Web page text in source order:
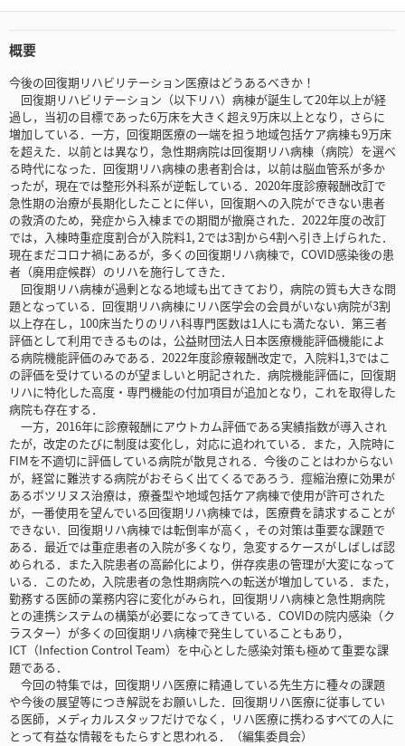
概要
今後の回復期リハビリテーション医療はどうあるべきか！
回復期リハビリテーション（以下リハ）病棟が誕生して20年以上が経
過し，当初の目標であった6万床を大きく超え9万床以上となり，さらに
増加している．一方，回復期医療の一端を担う地域包括ケア病棟も9万床
を超えた．以前とは異なり，急性期病院は回復期リハ病棟（病院）を選べ
る時代になった．回復期リハ病棟の患者割合は，以前は脳血管系が多か
ったが，現在では整形外科系が逆転している．2020年度診療報酬改訂で
急性期の治療が長期化したことに伴い，回復期への入院ができない患者
の救済のため，発症から入棟までの期間が撤廃された．2022年度の改訂
では，入棟時重症度割合が入院料1, 2では3割から4割へ引き上げられた．
現在まだコロナ禍にあるが，多くの回復期リハ病棟で，COVID感染後の患
者（廃用症候群）のリハを施行してきた．
回復期リハ病棟が過剰となる地域も出てきており，病院の質も大きな問
題となっている．回復期リハ病棟にリハ医学会の会員がいない病院が3割
以上存在し，100床当たりのリハ科専門医数は1人にも満たない．第三者
評価として利用できるものは，公益財団法人日本医療機能評価機能によ
る病院機能評価のみである．2022年度診療報酬改定で，入院料1,3ではこ
の評価を受けているのが望ましいと明記された．病院機能評価に，回復期
リハに特化した高度・専門機能の付加項目が追加となり，これを取得した
病院も存在する．
一方，2016年に診療報酬にアウトカム評価である実績指数が導入され
たが，改定のたびに制度は変化し，対応に追われている．また，入院時に
FIMを不適切に評価している病院が散見される．今後のことはわからない
が，経営に難渋する病院がおそらく出てくるであろう．痙縮治療に効果が
あるボツリヌス治療は，療養型や地域包括ケア病棟で使用が許可された
が，一番使用を望んでいる回復期リハ病棟では，医療費を請求することが
できない．回復期リハ病棟では転倒率が高く，その対策は重要な課題で
ある．最近では重症患者の入院が多くなり，急変するケースがしばしば認
められる．また入院患者の高齢化により，併存疾患の管理が大変になって
いる．このため，入院患者の急性期病院への転送が増加している．また，
勤務する医師の業務内容に変化がみられ，回復期リハ病棟と急性期病院
との連携システムの構築が必要になってきている．COVIDの院内感染（ク
ラスター）が多くの回復期リハ病棟で発生していることもあり，
ICT（Infection Control Team）を中心とした感染対策も極めて重要な課
題である．
今回の特集では，回復期リハ医療に精通している先生方に種々の課題
や今後の展望等につき解説をお願いした．回復期リハ医療に従事してい
る医師，メディカルスタッフだけでなく，リハ医療に携わるすべての人に
とって有益な情報をもたらすと思われる．（編集委員会）